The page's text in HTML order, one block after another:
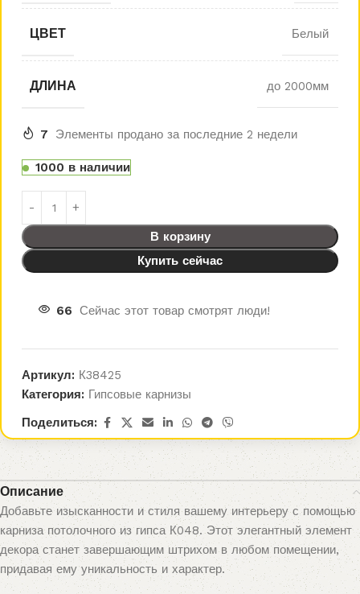
ЦВЕТ Белый
ДЛИНА до 2000мм
7 Элементы продано за последние 2 недели
1000 в наличии
В корзину
Купить сейчас
66 Сейчас этот товар смотрят люди!
Артикул: К38425
Категория: Гипсовые карнизы
Поделиться:
Описание
Добавьте изысканности и стиля вашему интерьеру с помощью
карниза потолочного из гипса К048. Этот элегантный элемент
декора станет завершающим штрихом в любом помещении,
придавая ему уникальность и характер.